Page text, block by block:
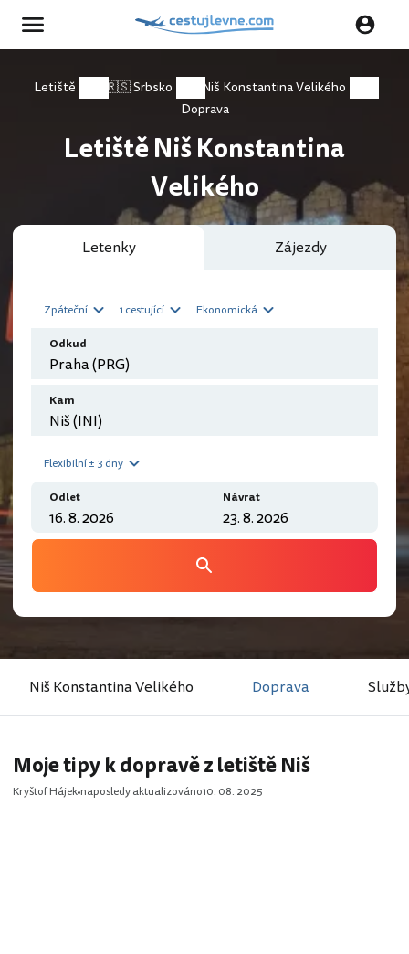
Letiště 🇷🇸 Srbsko
Niš Konstantina Velikého
Doprava
Letiště Niš Konstantina
Velikého
Letenky Zájezdy
Zpáteční 1 cestující Ekonomická
Odkud
Kam
Flexibilní ± 3 dny
Odlet Návrat
Niš Konstantina Velikého Doprava
Moje tipy k dopravě z letiště Niš
Kryštof Hájek naposledy aktualizováno10. 08. 2025